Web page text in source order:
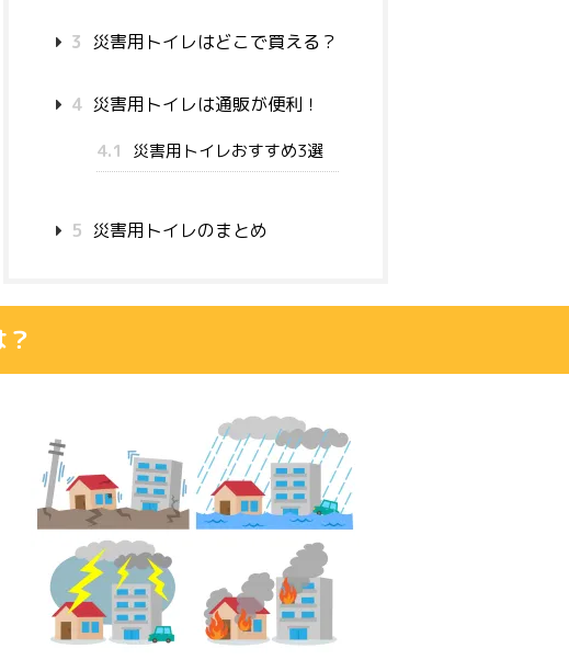
3 災害用トイレはどこで買える？
4 災害用トイレは通販が便利！
4.1 災害用トイレおすすめ3選
5 災害用トイレのまとめ